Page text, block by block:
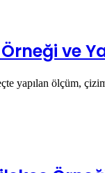
ve
yapılan ölçüm,